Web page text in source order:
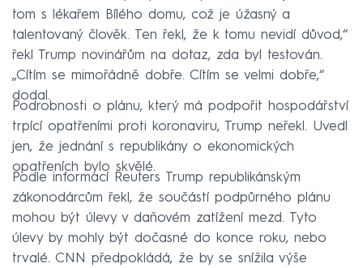
tom s lékařem Bílého domu, což je úžasný a
talentovaný člověk. Ten řekl, že k tomu nevidí důvod,“
řekl Trump novinářům na dotaz, zda byl testován.
„Cítím se mimořádně dobře. Cítím se velmi dobře,“
dodal.
Podrobnosti o plánu, který má podpořit hospodářství
trpící opatřeními proti koronaviru, Trump neřekl. Uvedl
jen, že jednání s republikány o ekonomických
opatřeních bylo skvělé.
Podle informací Reuters Trump republikánským
zákonodárcům řekl, že součástí podpůrného plánu
mohou být úlevy v daňovém zatížení mezd. Tyto
úlevy by mohly být dočasné do konce roku, nebo
trvalé. CNN předpokládá, že by se snížila výše